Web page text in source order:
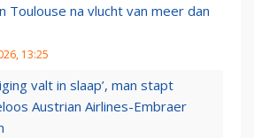
Toulouse na vlucht van meer dan
13:25
valt in slaap’, man stapt
Austrian Airlines-Embraer